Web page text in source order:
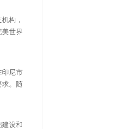
构，
美世界
印尼市
求。随
设和